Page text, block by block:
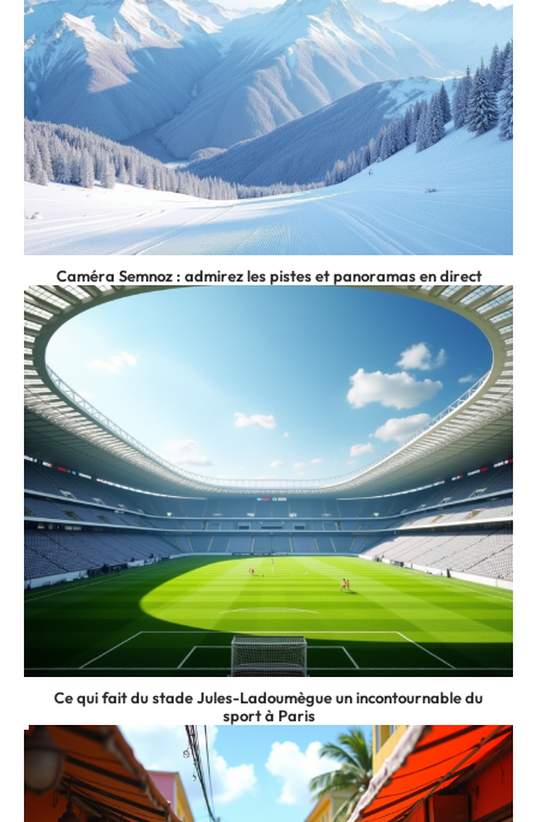
Caméra Semnoz : admirez les pistes et panoramas en direct
Ce qui fait du stade Jules-Ladoumègue un incontournable du
sport à Paris